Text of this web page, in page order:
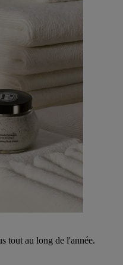
tout au long de l'année.